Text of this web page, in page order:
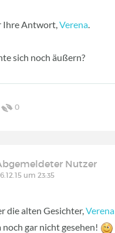
Ihre Antwort, Verena
sich noch äußern?
0
Nutzer
um 23:35
die alten Gesichter,Verena
noch gar nicht gesehen!